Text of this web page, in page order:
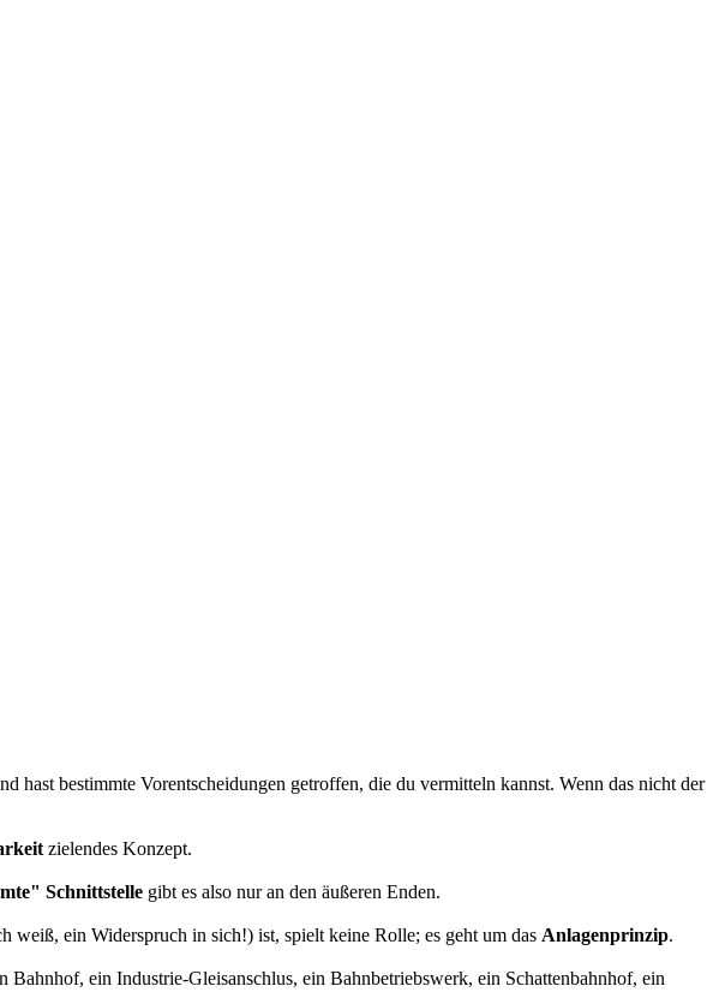
hast bestimmte Vorentscheidungen getroffen, die du vermitteln kannst. Wenn das nicht der
zielendes Konzept.
Schnittstelle gibt es also nur an den äußeren Enden.
ein Widerspruch in sich!) ist, spielt keine Rolle; es geht um das Anlagenprinzip.
Bahnhof, ein Industrie-Gleisanschlus, ein Bahnbetriebswerk, ein Schattenbahnhof, ein